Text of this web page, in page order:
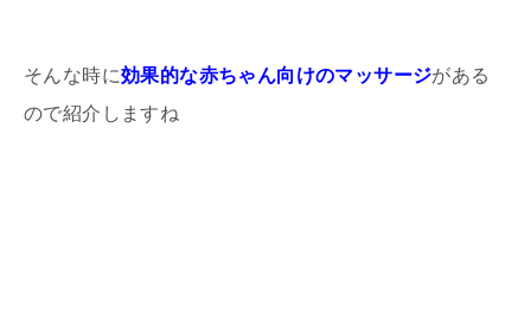
そんな時に効果的な赤ちゃん向けのマッサージがある
ので紹介しますね